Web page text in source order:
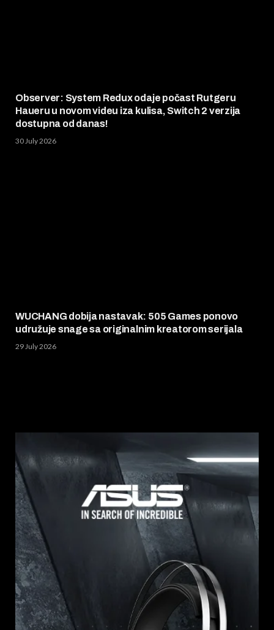
Observer: System Redux odaje počast Rutgeru
Haueru u novom videu iza kulisa, Switch 2 verzija
dostupna od danas!
30 July 2026
WUCHANG dobija nastavak: 505 Games ponovo
udružuje snage sa originalnim kreatorom serijala
29 July 2026